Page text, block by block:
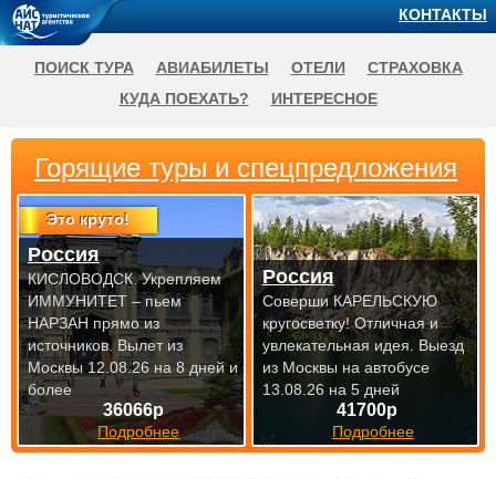
Горящие туры и спецпредложения
Это круто!
36066р
Подробнее
Россия
КИСЛОВОДСК. Укрепляем
ИММУНИТЕТ – пьем
НАРЗАН прямо из
источников.Вылет из
Москвы 12.08.26 на 8 дней и
более
41700р
Подробнее
Россия
Соверши КАРЕЛЬСКУЮ
кругосветку! Отличная и
увлекательная идея. Выезд
из Москвы на автобусе
13.08.26 на 5 дней
КОНТАКТЫ
ПОИСК ТУРА АВИАБИЛЕТЫ ОТЕЛИ
СТРАХОВКА
КУДА ПОЕХАТЬ?
ИНТЕРЕСНОЕ